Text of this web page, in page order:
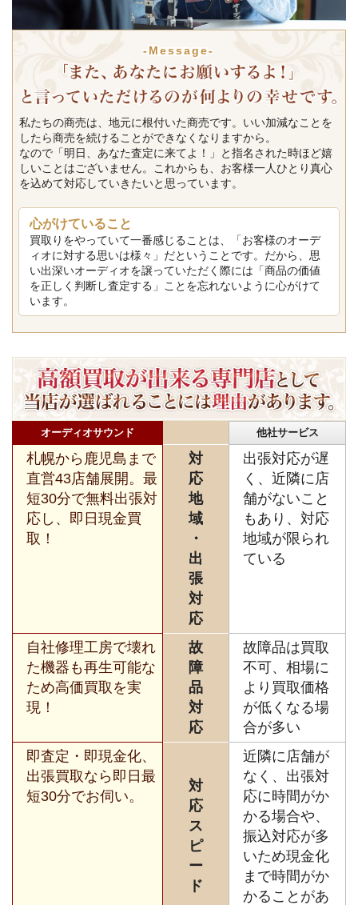
-Message-
私たちの商売は、地元に根付いた商売です。いい加減なことを
したら商売を続けることができなくなりますから。
なので「明日、あなた査定に来てよ！」と指名された時ほど嬉
しいことはございません。これからも、お客様一人ひとり真心
を込めて対応していきたいと思っています。
心がけていること
買取りをやっていて一番感じることは、「お客様のオーデ
ィオに対する思いは様々」だということです。だから、思
い出深いオーディオを譲っていただく際には「商品の価値
を正しく判断し査定する」ことを忘れないように心がけて
います。
オーディオサウンド 他社サービス
札幌から鹿児島まで
直営43店舗展開。最
短30分で無料出張対
応し、即日現金買
取！
対
応
地
域
・
出
張
対
応
出張対応が遅
く、近隣に店
舗がないこと
もあり、対応
地域が限られ
ている
自社修理工房で壊れ
た機器も再生可能な
ため高価買取を実
現！
故
障
品
対
応
故障品は買取
不可、相場に
より買取価格
が低くなる場
合が多い
即査定・即現金化、
出張買取なら即日最
短30分でお伺い。
対
応
ス
ピ
ー
ド
近隣に店舗が
なく、出張対
応に時間がか
かる場合や、
振込対応が多
いため現金化
まで時間がか
かることがあ